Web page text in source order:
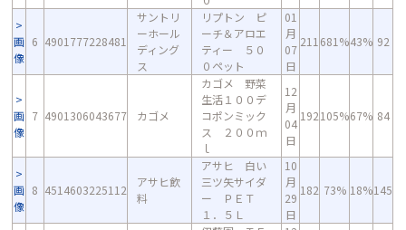
画
像
6 4901777228481
サントリ
ーホール
ディング
ス
リプトン ピ
ーチ＆アロエ
ティー ５０
０ペット
01
月
07
日
211 681%43% 92
画
像
7 4901306043677 カゴメ
カゴメ 野菜
生活１００デ
コポンミック
ス ２００ｍ
ｌ
12
月
04
日
192105%67% 84
画
像
8 4514603225112
アサヒ飲
料
アサヒ 白い
三ツ矢サイダ
ー ＰＥＴ
１．５Ｌ
10
月
29
日
182 73% 18%145